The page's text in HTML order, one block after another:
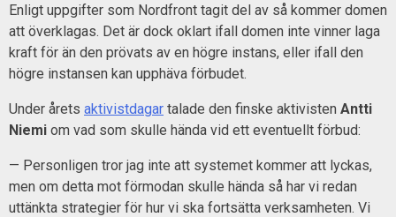
Enligt uppgifter som Nordfront tagit del av så kommer domen
att överklagas. Det är dock oklart ifall domen inte vinner laga
kraft för än den prövats av en högre instans, eller ifall den
högre instansen kan upphäva förbudet.
Under årets aktivistdagar talade den finske aktivisten Antti
Niemi om vad som skulle hända vid ett eventuellt förbud:
— Personligen tror jag inte att systemet kommer att lyckas,
men om detta mot förmodan skulle hända så har vi redan
uttänkta strategier för hur vi ska fortsätta verksamheten. Vi